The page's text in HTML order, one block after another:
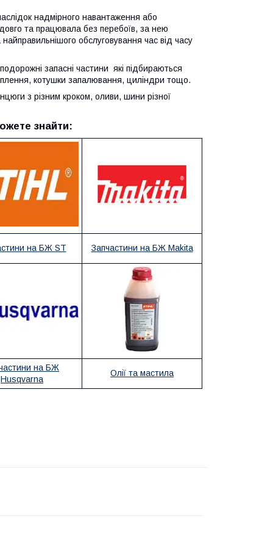
надмірного навантаження або
та працювала без перебоїв, за нею
обслуговування час від часу
запасні частини які підбираються
котушки запалювання, циліндри тощо.
з різним кроком, оливи, шини різної
знайти:
на БЖ ST Запчастини на БЖ Makita
на БЖ
Husqvarna
Олії та мастила